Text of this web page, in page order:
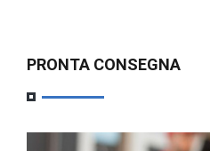
PRONTA CONSEGNA